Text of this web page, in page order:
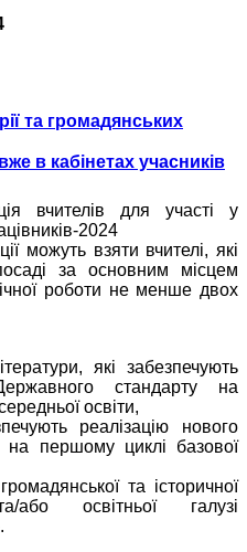
та громадянських
в кабінетах учасників
вчителів для участі у
2024
можуть взяти вчителі, які
за основним місцем
роботи не менше двох
які забезпечують
стандарту на
освіти,
реалізацію нового
на першому циклі базової
та історичної
або освітньої галузі